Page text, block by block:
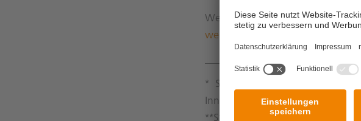
Weitere Informationen zur
weinheim.de/mitgliedschaft/
* Stephanie Lach, VR Bank
Innovationsmanagement
**Steffen Durrer, Volksbank